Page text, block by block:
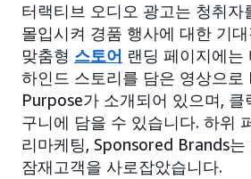
터랙티브 오디오 광고는 청취자
몰입시켜 경품 행사에 대한 기
맞춤형 스토어 랜딩 페이지에는
하인드 스토리를 담은 영상으
Purpose가 소개되어 있으며,
구니에 담을 수 있습니다. 하위
리마케팅, Sponsored Brands는
잠재고객을 사로잡았습니다.